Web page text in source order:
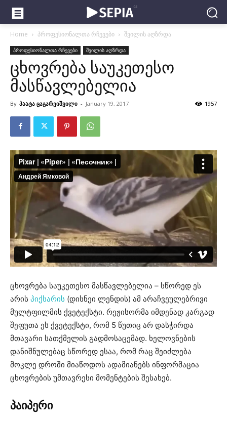
Home პროფესიონალთა რჩევები შვილის აღზრდა
პროფესიონალთა რჩევები შვილის აღზრდა
ცხოვრება საუკეთესო
მასწავლებელია
By პაატა ცაგარეიშვილი - January 19, 2017 1957
ცხოვრება საუკეთესო მასწავლებელია – სწორედ ეს
არის პიქსარის (დისნეი ლენდის) ამ არაჩვეულებრივი
მულტფილმის ქვეტექსტი. რეჟისორმა იმდენად კარგად
შეფუთა ეს ქვეტექსტი, რომ 5 წუთიც არ დასჭირდა
მთავარი სათქმელის გადმოსაცემად. ხელოვნების
დანიშნულებაც სწორედ ესაა, რომ რაც შეიძლება
მოკლე დროში მიაწოდოს ადამიანებს ინფორმაცია
ცხოვრების უმთავრესი მომენტების შესახებ.
პაიპერი